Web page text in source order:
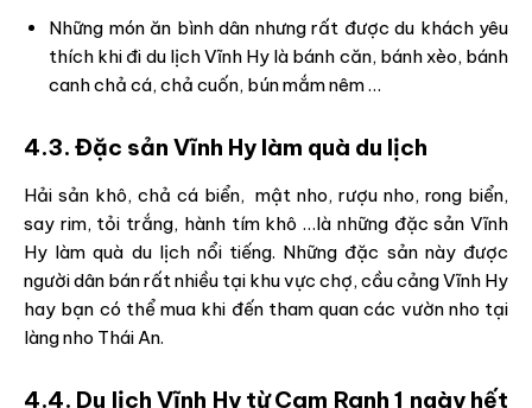
Những món ăn bình dân nhưng rất được du khách yêu
thích khi đi du lịch Vĩnh Hy là bánh căn, bánh xèo, bánh
canh chả cá, chả cuốn, bún mắm nêm …
4.3. Đặc sản Vĩnh Hy làm quà du lịch
Hải sản khô, chả cá biển, mật nho, rượu nho, rong biển,
say rim, tỏi trắng, hành tím khô …là những đặc sản Vĩnh
Hy làm quà du lịch nổi tiếng. Những đặc sản này được
người dân bán rất nhiều tại khu vực chợ, cầu cảng Vĩnh Hy
hay bạn có thể mua khi đến tham quan các vườn nho tại
làng nho Thái An.
4.4. Du lịch Vĩnh Hy từ Cam Ranh 1 ngày hết